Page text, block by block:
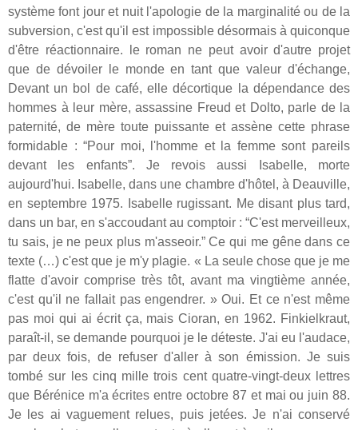
système font jour et nuit l'apologie de la marginalité ou de la
subversion, c'est qu'il est impossible désormais à quiconque
d'être réactionnaire. le roman ne peut avoir d'autre projet
que de dévoiler le monde en tant que valeur d'échange,
Devant un bol de café, elle décortique la dépendance des
hommes à leur mère, assassine Freud et Dolto, parle de la
paternité, de mère toute puissante et assène cette phrase
formidable : “Pour moi, l'homme et la femme sont pareils
devant les enfants”. Je revois aussi Isabelle, morte
aujourd'hui. Isabelle, dans une chambre d'hôtel, à Deauville,
en septembre 1975. Isabelle rugissant. Me disant plus tard,
dans un bar, en s'accoudant au comptoir : “C'est merveilleux,
tu sais, je ne peux plus m'asseoir.” Ce qui me gêne dans ce
texte (…) c'est que je m'y plagie. « La seule chose que je me
flatte d'avoir comprise très tôt, avant ma vingtième année,
c'est qu'il ne fallait pas engendrer. » Oui. Et ce n'est même
pas moi qui ai écrit ça, mais Cioran, en 1962. Finkielkraut,
paraît-il, se demande pourquoi je le déteste. J'ai eu l'audace,
par deux fois, de refuser d'aller à son émission. Je suis
tombé sur les cinq mille trois cent quatre-vingt-deux lettres
que Bérénice m'a écrites entre octobre 87 et mai ou juin 88.
Je les ai vaguement relues, puis jetées. Je n'ai conservé